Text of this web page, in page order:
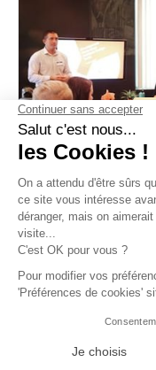
Parler une
comment
des calls et des